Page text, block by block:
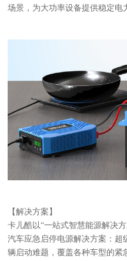
场景，为大功率设备提供稳定电
【解决方案】
卡儿酷以“一站式智慧能源解决
汽车应急启停电源解决方案：
辆启动难题，覆盖各种车型的